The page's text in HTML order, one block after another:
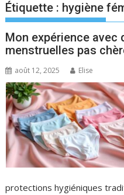
Étiquette : hygiène
Mon expérience avec
menstruelles pas
août 12, 2025 Elise
protections hygiéniques